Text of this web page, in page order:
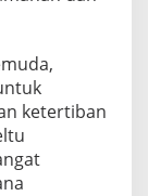
ketertiban